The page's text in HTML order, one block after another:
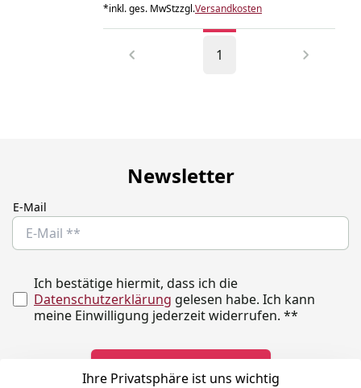
*inkl. ges. MwStzzgl.Versandkosten
1
Newsletter
E-Mail
Ich bestätige hiermit, dass ich die
Datenschutzerklärung gelesen habe. Ich kann
meine Einwilligung jederzeit widerrufen. **
Ihre Privatsphäre ist uns wichtig